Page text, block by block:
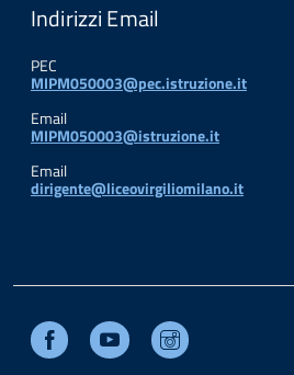
Indirizzi Email
PEC
MIPM050003@pec.istruzione.it
Email
MIPM050003@istruzione.it
Email
dirigente@liceovirgiliomilano.it
Facebook Youtube